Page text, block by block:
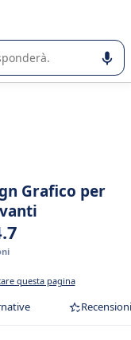
di un
Grafico per
questa pagina
Recensioni